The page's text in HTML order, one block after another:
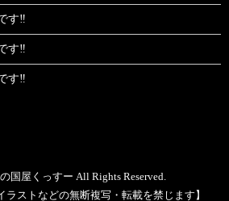
す‼️
す‼️
す‼️
国屋くっすー All Rights Reserved.
ラストなどの無断複写・転載を禁じます】